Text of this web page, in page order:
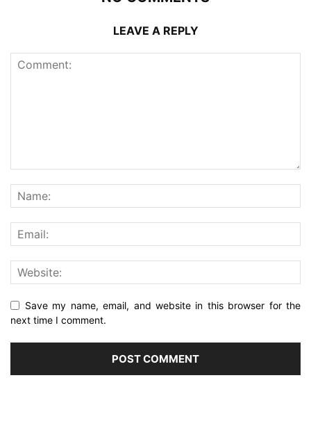
LEAVE A REPLY
Save my name, email, and website in this browser for the
next time I comment.